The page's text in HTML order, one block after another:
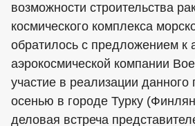
возможности строительства
космического комплекса
обратилось с предложением к
аэрокосмической компании
участие в реализации данного
осенью в городе Турку
деловая встреча